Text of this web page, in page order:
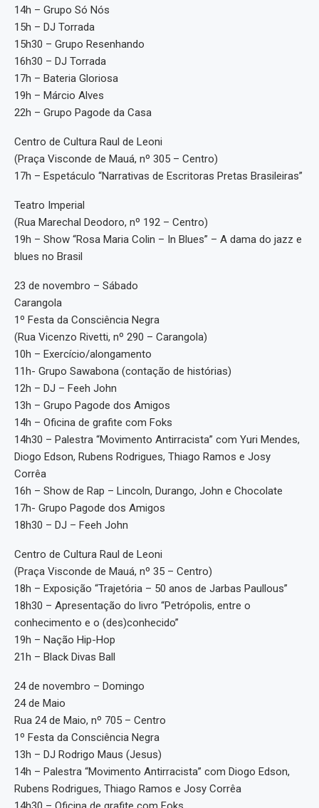
14h – Grupo Só Nós
15h – DJ Torrada
15h30 – Grupo Resenhando
16h30 – DJ Torrada
17h – Bateria Gloriosa
19h – Márcio Alves
22h – Grupo Pagode da Casa
Centro de Cultura Raul de Leoni
(Praça Visconde de Mauá, nº 305 – Centro)
17h – Espetáculo “Narrativas de Escritoras Pretas Brasileiras”
Teatro Imperial
(Rua Marechal Deodoro, nº 192 – Centro)
19h – Show “Rosa Maria Colin – In Blues” – A dama do jazz e
blues no Brasil
23 de novembro – Sábado
Carangola
1º Festa da Consciência Negra
(Rua Vicenzo Rivetti, nº 290 – Carangola)
10h – Exercício/alongamento
11h- Grupo Sawabona (contação de histórias)
12h – DJ – Feeh John
13h – Grupo Pagode dos Amigos
14h – Oficina de grafite com Foks
14h30 – Palestra “Movimento Antirracista” com Yuri Mendes,
Diogo Edson, Rubens Rodrigues, Thiago Ramos e Josy
Corrêa
16h – Show de Rap – Lincoln, Durango, John e Chocolate
17h- Grupo Pagode dos Amigos
18h30 – DJ – Feeh John
Centro de Cultura Raul de Leoni
(Praça Visconde de Mauá, nº 35 – Centro)
18h – Exposição “Trajetória – 50 anos de Jarbas Paullous”
18h30 – Apresentação do livro “Petrópolis, entre o
conhecimento e o (des)conhecido”
19h – Nação Hip-Hop
21h – Black Divas Ball
24 de novembro – Domingo
24 de Maio
Rua 24 de Maio, nº 705 – Centro
1º Festa da Consciência Negra
13h – DJ Rodrigo Maus (Jesus)
14h – Palestra “Movimento Antirracista” com Diogo Edson,
Rubens Rodrigues, Thiago Ramos e Josy Corrêa